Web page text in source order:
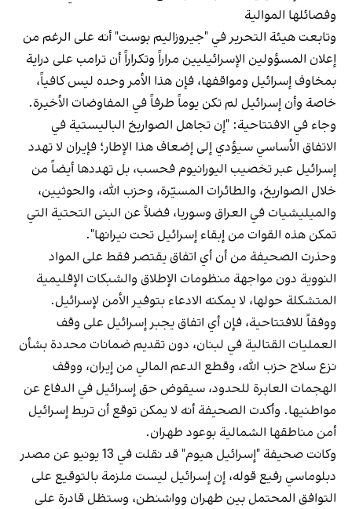
وفصائلها الموالية
وتابعت هيئة التحرير في "جيروزاليم بوست" أنه على الرغم من
إعلان المسؤولين الإسرائيليين مراراً وتكراراً أن ترامب على دراية
بمخاوف إسرائيل ومواقفها، فإن هذا الأمر وحده ليس كافياً،
خاصة وأن إسرائيل لم تكن يوماً طرفاً في المفاوضات الأخيرة.
وجاء في الافتتاحية: "إن تجاهل الصواريخ الباليستية في
الاتفاق الأساسي سيؤدي إلى إضعاف هذا الإطار؛ فإيران لا تهدد
إسرائيل عبر تخصيب اليورانيوم فحسب، بل تهددها أيضاً من
خلال الصواريخ، والطائرات المسيّرة، وحزب الله، والحوثيين،
والميليشيات في العراق وسوريا، فضلاً عن البنى التحتية التي
تمكن هذه القوات من إبقاء إسرائيل تحت نيرانها".
وحذرت الصحيفة من أن أي اتفاق يقتصر فقط على المواد
النووية دون مواجهة منظومات الإطلاق والشبكات الإقليمية
المتشكلة حولها، لا يمكنه الادعاء بتوفير الأمن لإسرائيل.
ووفقاً للافتتاحية، فإن أي اتفاق يجبر إسرائيل على وقف
العمليات القتالية في لبنان، دون تقديم ضمانات محددة بشأن
نزع سلاح حزب الله، وقطع الدعم المالي من إيران، ووقف
الهجمات العابرة للحدود، سيقوض حق إسرائيل في الدفاع عن
مواطنيها. وأكدت الصحيفة أنه لا يمكن توقع أن تربط إسرائيل
أمن مناطقها الشمالية بوعود طهران.
وكانت صحيفة "إسرائيل هيوم" قد نقلت في 13 يونيو عن مصدر
دبلوماسي رفيع قوله، إن إسرائيل ليست ملزمة بالتوقيع على
التوافق المحتمل بين طهران وواشنطن، وستظل قادرة على